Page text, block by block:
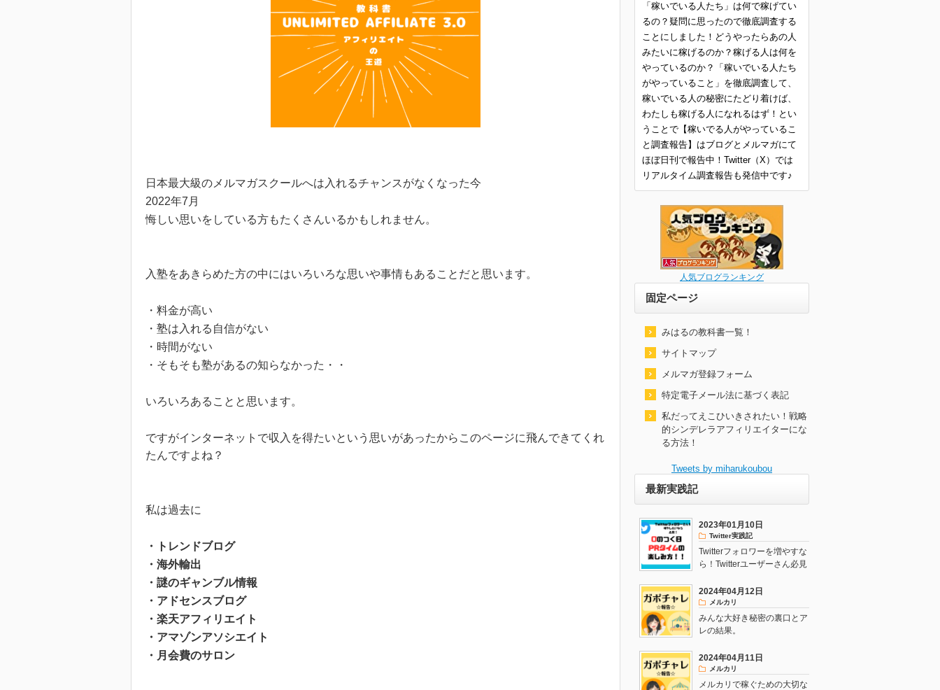
日本最大級のメルマガスクールへは入れるチャンスがなくなった今
2022年7月
悔しい思いをしている方もたくさんいるかもしれません。
入塾をあきらめた方の中にはいろいろな思いや事情もあることだと思います。
・料金が高い
・塾は入れる自信がない
・時間がない
・そもそも塾があるの知らなかった・・
いろいろあることと思います。
ですがインターネットで収入を得たいという思いがあったからこのページに飛んできてくれ
たんですよね？
私は過去に
・トレンドブログ
・海外輸出
・謎のギャンブル情報
・アドセンスブログ
・楽天アフィリエイト
・アマゾンアソシエイト
・月会費のサロン
「稼いでいる人たち」は何で稼げてい
るの？疑問に思ったので徹底調査する
ことにしました！どうやったらあの人
みたいに稼げるのか？稼げる人は何を
やっているのか？「稼いでいる人たち
がやっていること」を徹底調査して、
稼いでいる人の秘密にたどり着けば、
わたしも稼げる人になれるはず！とい
うことで【稼いでる人がやっているこ
と調査報告】はブログとメルマガにて
ほぼ日刊で報告中！Twitter（X）では
リアルタイム調査報告も発信中です♪
人気ブログランキング
固定ページ
みはるの教科書一覧！
サイトマップ
メルマガ登録フォーム
特定電子メール法に基づく表記
私だってえこひいきされたい！戦略
的シンデレラアフィリエイターにな
る方法！
Tweets by miharukoubou
最新実践記
2023年01月10日
Twitter実践記
Twitterフォロワーを増やすな
ら！Twitterユーザーさん必見
2024年04月12日
メルカリ
みんな大好き秘密の裏口とア
レの結果。
2024年04月11日
メルカリ
メルカリで稼ぐための大切な